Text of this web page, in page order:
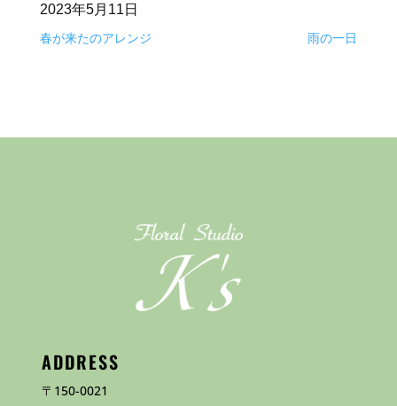
2023年5月11日
春が来たのアレンジ 雨の一日
ADDRESS
〒150-0021